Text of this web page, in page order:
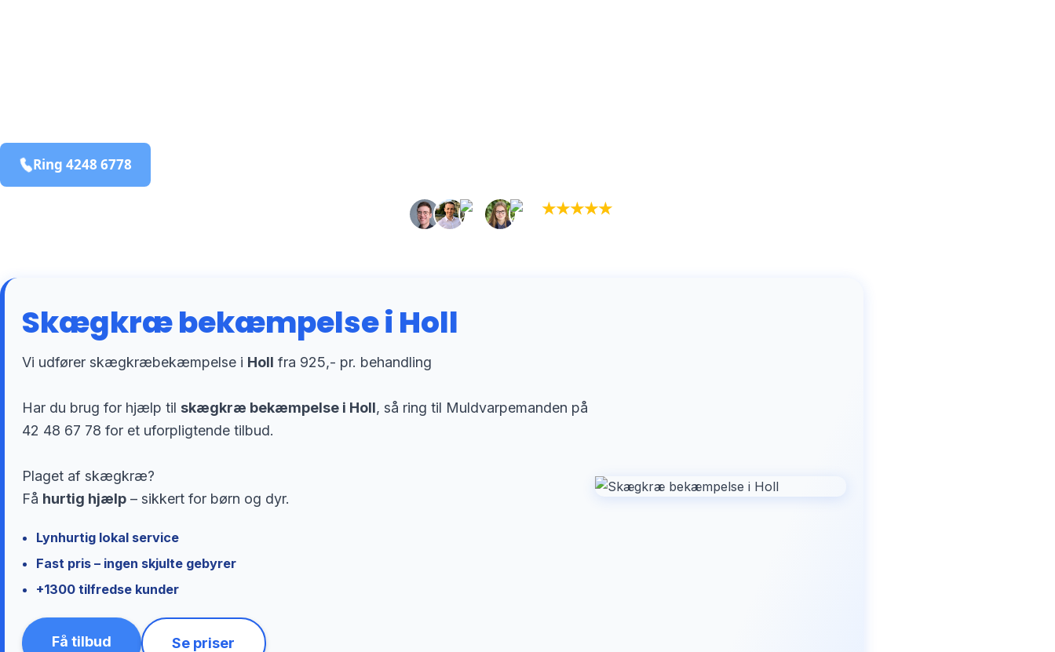
Ring 4248 6778
★★★★★
Skægkræ bekæmpelse i Holl
Vi udfører skægkræbekæmpelse i Holl fra 925,- pr. behandling
Har du brug for hjælp til skægkræ bekæmpelse i Holl, så ring til Muldvarpemanden på
42 48 67 78 for et uforpligtende tilbud.
Plaget af skægkræ?
Få hurtig hjælp – sikkert for børn og dyr.
Lynhurtig lokal service
Fast pris – ingen skjulte gebyrer
+1300 tilfredse kunder
Få tilbud Se priser